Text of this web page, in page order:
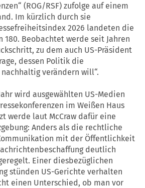
(ROG/RSF) zufolge auf einem
Im kürzlich durch sie
2026 landeten die
180. Beobachtet werde seit Jahren
zu dem auch US-Präsident
dessen Politik die
verändern will“.
wird ausgewählten US-Medien
im Weißen Haus
werde laut McCraw dafür eine
Anders als die rechtliche
mit der Öffentlichkeit
deutlich
Einer diesbezüglichen
stünden US-Gerichte verhalten
einen Unterschied, ob man vor